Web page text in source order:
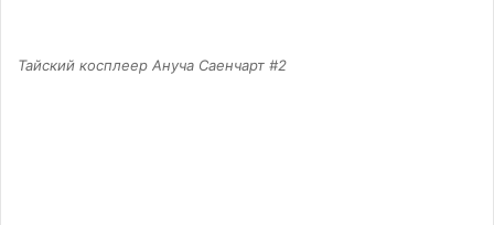
Тайский косплеер Ануча Саенчарт #2